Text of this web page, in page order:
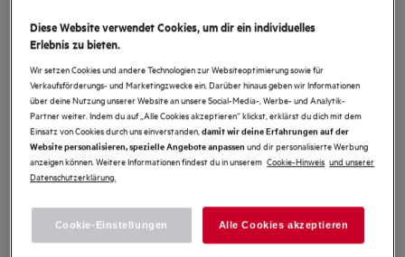
Standherd mit Glaskeramik-Kochfeld
/ 60 cm
4.8 (13)
Produktdatenblatt
Vorteile
Das Heißluftgebläse sorgt für perfekte Backergebnisse.
Koche auf mehreren Ebenen mit einem zusätzlichen Heizring.
Das Keramikkochfeld ist schnell und leicht zu reinigen
Der XXL-Innenraum ermöglicht bessere Sichtbarkeit für optimale Resultate.
Diese Website verwendet Cookies, um dir ein individuelles
Erlebnis zu bieten.
Wir setzen Cookies und andere Technologien zur Websiteoptimierung sowie für
Verkaufsförderungs- und Marketingzwecke ein. Darüber hinaus geben wir Informationen
über deine Nutzung unserer Website an unsere Social-Media-, Werbe- und Analytik-
Partner weiter. Indem du auf „Alle Cookies akzeptieren“ klickst, erklärst du dich mit dem
Einsatz von Cookies durch uns einverstanden,damit wir deine Erfahrungen auf der
Website personalisieren, spezielle Angebote anpassen und dir personalisierte Werbung
anzeigen können. Weitere Informationen findest du in unserem Cookie-Hinweis und unserer
Datenschutzerklärung.
Cookie-Einstellungen Alle Cookies akzeptieren